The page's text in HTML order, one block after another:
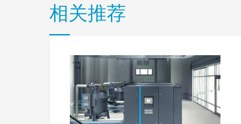
相关推荐